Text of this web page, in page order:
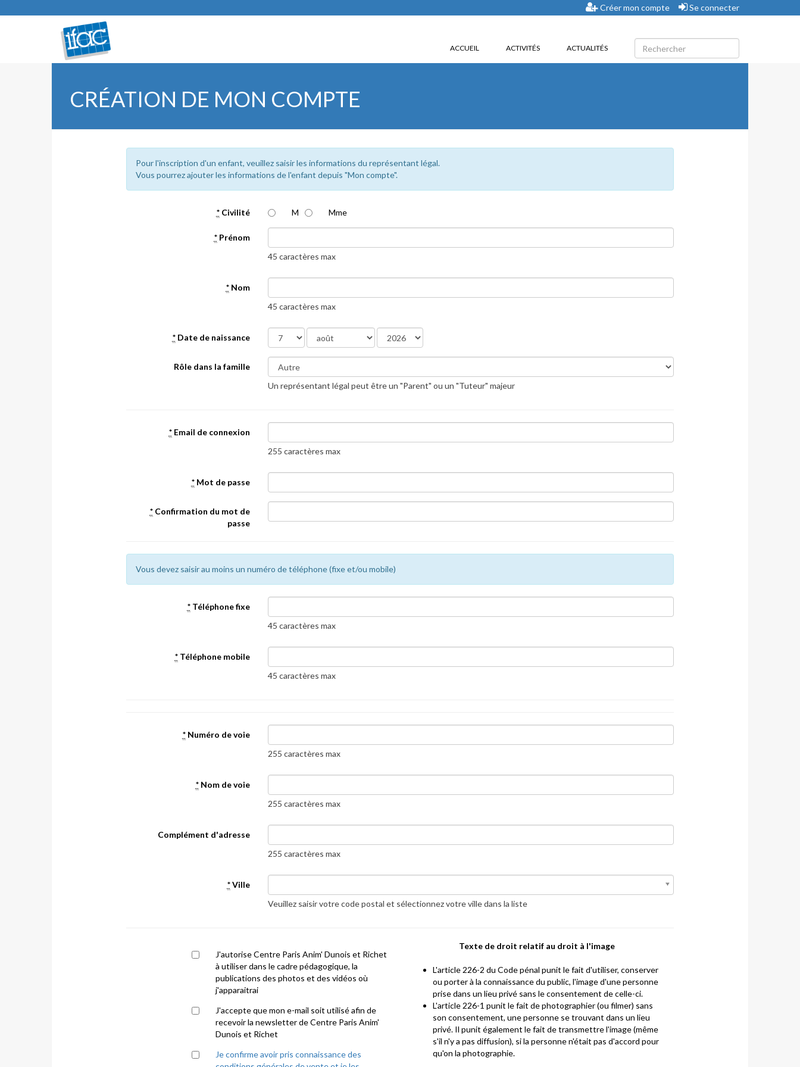
Créer mon compte Se connecter
ACCUEIL ACTIVITÉS ACTUALITÉS
CRÉATION DE MON COMPTE
Pour l'inscription d'un enfant, veuillez saisir les informations du représentant légal.
Vous pourrez ajouter les informations de l'enfant depuis "Mon compte".
*Civilité M Mme
*Prénom
45 caractères max
*Nom
45 caractères max
*Date de naissance
Rôle dans la famille
Un représentant légal peut être un "Parent" ou un "Tuteur" majeur
*Email de connexion
255 caractères max
*Mot de passe
*Confirmation du mot de
passe
Vous devez saisir au moins un numéro de téléphone (fixe et/ou mobile)
*Téléphone fixe
45 caractères max
*Téléphone mobile
45 caractères max
*Numéro de voie
255 caractères max
*Nom de voie
255 caractères max
Complément d'adresse
255 caractères max
*Ville
Ville
Veuillez saisir votre code postal et sélectionnez votre ville dans la liste
J'autorise Centre Paris Anim' Dunois et Richet
à utiliser dans le cadre pédagogique, la
publications des photos et des vidéos où
j'apparaitrai
J'accepte que mon e-mail soit utilisé afin de
recevoir la newsletter de Centre Paris Anim'
Dunois et Richet
Je confirme avoir pris connaissance des
Texte de droit relatif au droit à l'image
L'article 226-2 du Code pénal punit le fait d'utiliser, conserver
ou porter à la connaissance du public, l'image d'une personne
prise dans un lieu privé sans le consentement de celle-ci.
L'article 226-1 punit le fait de photographier (ou filmer) sans
son consentement, une personne se trouvant dans un lieu
privé. Il punit également le fait de transmettre l'image (même
s'il n'y a pas diffusion), si la personne n'était pas d'accord pour
qu'on la photographie.